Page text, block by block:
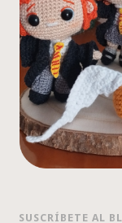
SUSCRÍBETE AL